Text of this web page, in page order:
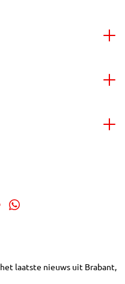
laatste nieuws uit Brabant,